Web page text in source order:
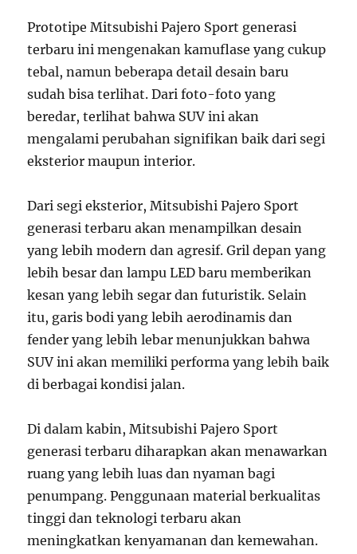
Prototipe Mitsubishi Pajero Sport generasi
terbaru ini mengenakan kamuflase yang cukup
tebal, namun beberapa detail desain baru
sudah bisa terlihat. Dari foto-foto yang
beredar, terlihat bahwa SUV ini akan
mengalami perubahan signifikan baik dari segi
eksterior maupun interior.
Dari segi eksterior, Mitsubishi Pajero Sport
generasi terbaru akan menampilkan desain
yang lebih modern dan agresif. Gril depan yang
lebih besar dan lampu LED baru memberikan
kesan yang lebih segar dan futuristik. Selain
itu, garis bodi yang lebih aerodinamis dan
fender yang lebih lebar menunjukkan bahwa
SUV ini akan memiliki performa yang lebih baik
di berbagai kondisi jalan.
Di dalam kabin, Mitsubishi Pajero Sport
generasi terbaru diharapkan akan menawarkan
ruang yang lebih luas dan nyaman bagi
penumpang. Penggunaan material berkualitas
tinggi dan teknologi terbaru akan
meningkatkan kenyamanan dan kemewahan.